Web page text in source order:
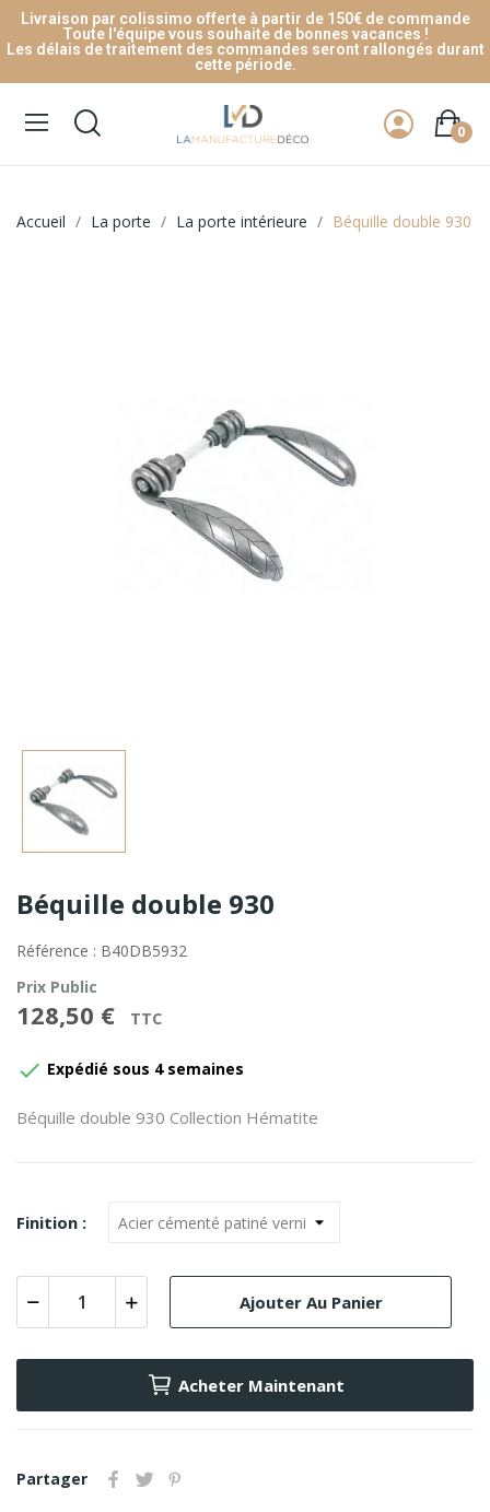
Livraison par colissimo offerte à partir de 150€ de commande
Toute l'équipe vous souhaite de bonnes vacances !
Les délais de traitement des commandes seront rallongés durant
cette période.
0
Accueil La porte La porte intérieure Béquille double 930
Béquille double 930
Référence : B40DB5932
Prix Public
128,50 € TTC
 Expédié sous 4 semaines
Béquille double 930 Collection Hématite
Finition :
Ajouter Au Panier
Acheter Maintenant
Partager